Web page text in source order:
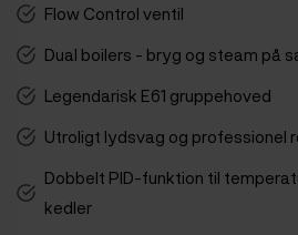
Flow Control ventil
Dual boilers - bryg og steam på
Legendarisk E61 gruppehoved
Utroligt lydsvag og professionel
Dobbelt PID-funktion til
kedler